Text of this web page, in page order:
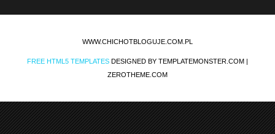
WWW.CHICHOTBLOGUJE.COM.PL
FREE HTML5 TEMPLATES DESIGNED BY TEMPLATEMONSTER.COM |
ZEROTHEME.COM